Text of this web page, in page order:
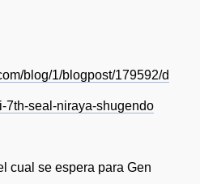
blog/1/blogpost/179592/d
7th-seal-niraya-shugendo
cual se espera para Gen